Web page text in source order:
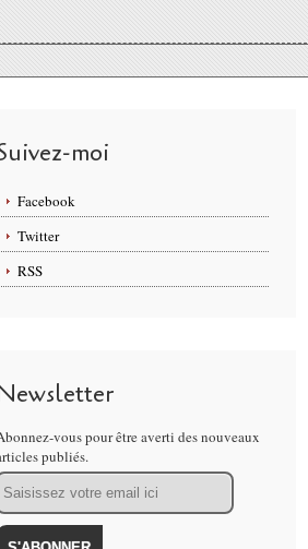
moi
Facebook
Twitter
RSS
vous pour être averti des nouveaux
publiés.